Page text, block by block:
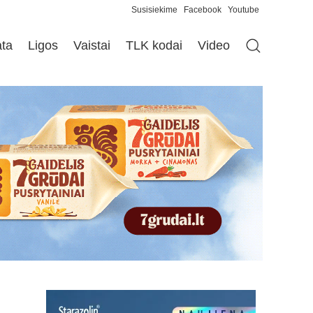
Susisiekime Facebook Youtube
Ligos Vaistai TLK kodai Video